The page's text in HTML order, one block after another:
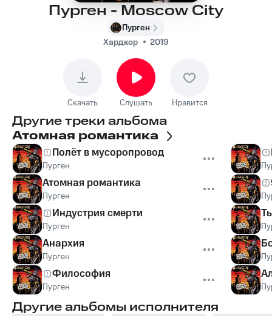
Пурген - Moscow City
Пурген
Хардкор
2019
Скачать Слушать Нравится
Другие треки альбома
Атомная романтика
Полёт в мусоропровод
Пурген
Атомная романтика
Пурген
Индустрия смерти
Пурген
Анархия
Пурген
Философия
Пурген
Другие альбомы исполнителя